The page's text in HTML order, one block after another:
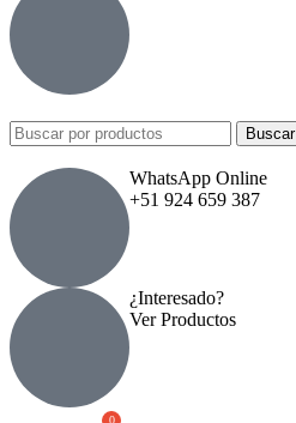
Buscar
WhatsApp Online
+51 924 659 387
¿Interesado?
Ver Productos